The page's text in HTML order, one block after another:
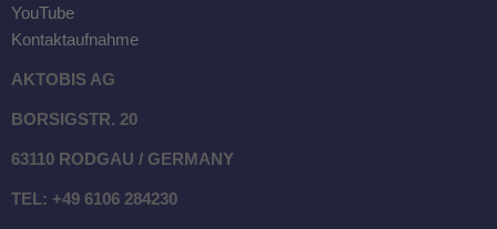
YouTube
Kontaktaufnahme
AKTOBIS AG
BORSIGSTR. 20
63110 RODGAU / GERMANY
TEL: +49 6106 284230